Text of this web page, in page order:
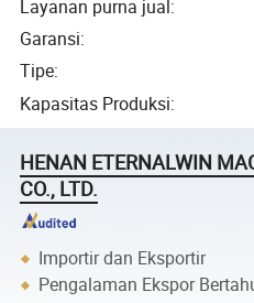
Layanan purna jual:
Garansi:
Tipe:
Kapasitas Produksi:
HENAN ETERNALWIN
CO., LTD.
Importir dan Eksportir
Pengalaman Ekspor